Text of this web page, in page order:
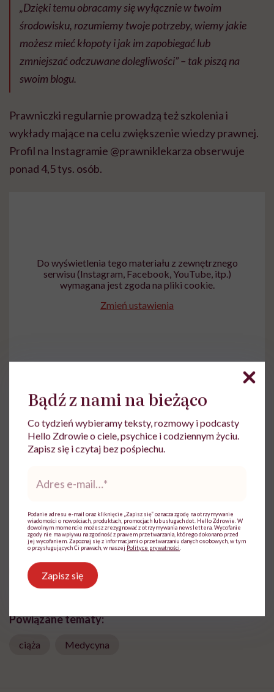
„Dzięki temu obracamy się wyłącznie w twoim
środowisku, rozumiemy twoje potrzeby, wiemy jakie
możesz mieć kłopoty i jak im zapobiegać lub
zmniejszać odczuwane dolegliwości” – tak piszą na
swoim blogu.
Prawniczki regularnie prowadzą też szkolenia i
wykłady mające na celu zwiększenie wiedzy prawnej.
Profil na Instagramie @prawniklekarza obserwuje
ponad 4,5 tys. osób.
Do wyświetlenia tego materiału z zewnętrznego
serwisu (Instagram, Facebook, YouTube, itp.)
wymagana jest zgoda na pliki cookie.
Zmień ustawienia
Ewelina Kaczmarczyk
Dziennikarka, której temat zdrowia zawsze
był bliski. Związana była m.in. z TVN,
Zobacz profil
Udostępnij
Powiązane tematy:
ciąża Medycyna
Bądź z nami na bieżąco
Co tydzień wybieramy teksty, rozmowy i podcasty
Hello Zdrowie o ciele, psychice i codziennym życiu.
Zapisz się i czytaj bez pośpiechu.
*
Podanie adresu e-mail oraz kliknięcie „Zapisz się” oznacza zgodę na otrzymywanie
wiadomości o nowościach, produktach, promocjach lub usługach dot. Hello Zdrowie. W
dowolnym momencie możesz zrezygnować z otrzymywania newslettera. Wycofanie
zgody nie ma wpływu na zgodność z prawem przetwarzania, którego dokonano przed
jej wycofaniem. Zapoznaj się z informacjami o przetwarzaniu danych osobowych, w tym
o przysługujących Ci prawach, w naszej Polityce prywatności
Zapisz się